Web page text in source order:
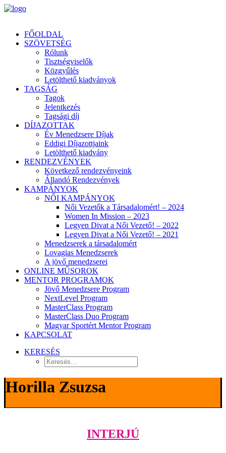
FŐOLDAL
SZÖVETSÉG
Rólunk
Tisztségviselők
Közgyűlés
Letölthető kiadványok
TAGSÁG
Tagok
Jelentkezés
Tagsági díj
DÍJAZOTTAK
Év Menedzsere Díjak
Eddigi Díjazottjaink
Letölthető kiadvány
RENDEZVÉNYEK
Következő rendezvényeink
Állandó Rendezvények
KAMPÁNYOK
NŐI KAMPÁNYOK
Női Vezetők a Társadalomért! – 2024
Women In Mission – 2023
Legyen Divat a Női Vezető! – 2022
Legyen Divat a Női Vezető! – 2021
Menedzserek a társadalomért
Lovagias Menedzserek
A jövő menedzserei
ONLINE MŰSOROK
MENTOR PROGRAMOK
Jövő Menedzsere Program
NextLevel Program
MasterClass Program
MasterClass Duo Program
Magyar Sportért Mentor Program
KAPCSOLAT
KERESÉS
Horilla Zsuzsa
INTERJÚ